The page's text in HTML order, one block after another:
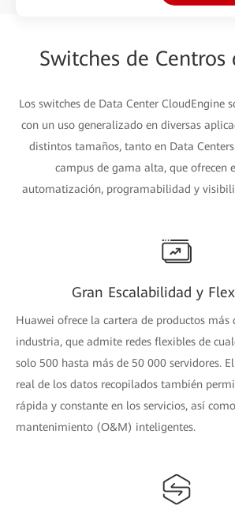
Switches de Centros
Los switches de Data Center CloudEngine
con un uso generalizado en diversas
distintos tamaños, tanto en Data
campus de gama alta, que ofrecen
automatización, programabilidad y
Gran Escalabilidad y
Huawei ofrece la cartera de productos más
industria, que admite redes flexibles de
solo 500 hasta más de 50 000 servidores.
real de los datos recopilados también
rápida y constante en los servicios, así
mantenimiento (O&M) inteligentes.